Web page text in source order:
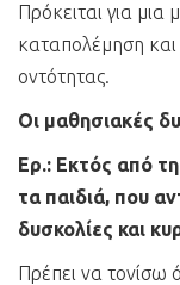
Πρόκειται για μια
καταπολέμηση και
οντότητας.
Οι μαθησιακές
Ερ.: Εκτός από
τα παιδιά, που
δυσκολίες και
Πρέπει να τονίσω